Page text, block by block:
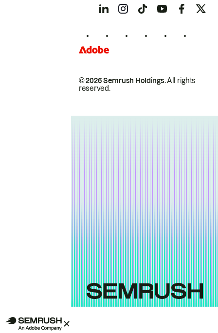
© 2026 Semrush Holdings.All rights
reserved.